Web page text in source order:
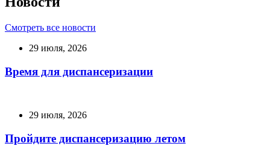
Смотреть все новости
29 июля, 2026
Время для диспансеризации
29 июля, 2026
Пройдите диспансеризацию летом